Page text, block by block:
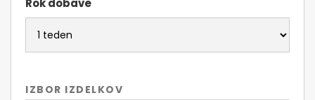
Rok dobave
IZBOR IZDELKOV